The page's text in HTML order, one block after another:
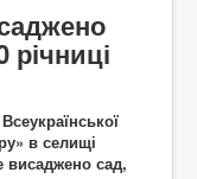
разом
Галиц
и
Воло
в селищі
висаджено сад,